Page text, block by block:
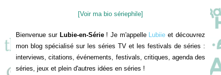
[Voir ma bio sériephile]
Bienvenue sur Lubie-en-Série! Je m'appelle Lubiie et découvrez
mon blog spécialisé sur les séries TV et les festivals de séries :
interviews, citations, événements, festivals, critiques, agenda des
séries, jeux et plein d'autres idées en séries !